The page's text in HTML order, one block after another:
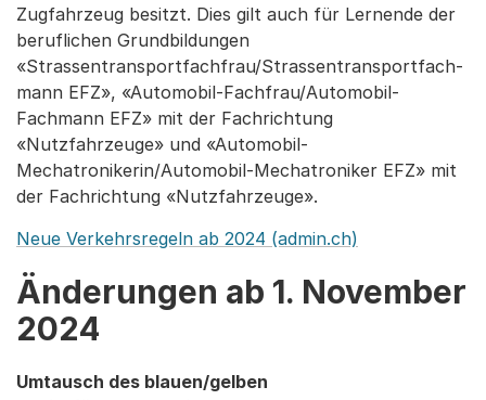
Zugfahrzeug besitzt. Dies gilt auch für Lernende der
beruflichen Grundbildungen
«Strassentransportfachfrau/Strassen­transport­fach­
mann EFZ», «Automobil-Fachfrau/Automobil-
Fachmann EFZ» mit der Fach­richtung
«Nutzfahrzeuge» und «Automobil-
Mechatronikerin/Automobil-Mechatroniker EFZ» mit
der Fachrichtung «Nutzfahrzeuge».
Neue Verkehrsregeln ab 2024 (admin.ch)
Änderungen ab 1. November
2024
Umtausch des blauen/gelben